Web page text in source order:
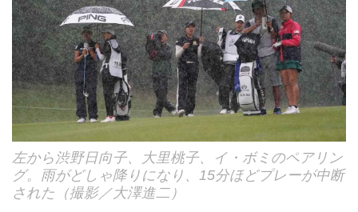
左から渋野日向子、大里桃子、イ・ボミのペアリン
グ。雨がどしゃ降りになり、15分ほどプレーが中断
された（撮影／大澤進二）